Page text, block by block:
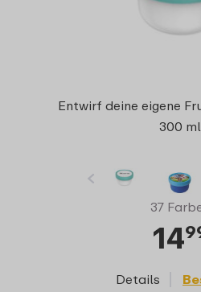
Entwirf deine eigene
300 ml
37
14
Details